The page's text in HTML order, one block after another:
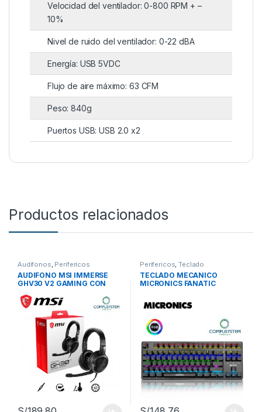
Velocidad del ventilador: 0-800 RPM + –
10%
Nivel de ruido del ventilador: 0-22 dBA
Energía: USB 5VDC
Flujo de aire máximo: 63 CFM
Peso: 840g
Puertos USB: USB 2.0 x2
Productos relacionados
Audifonos, Perifericos
AUDIFONO MSI IMMERSE
GHV30 V2 GAMING CON
(S3721001-SV1)
Perifericos,Teclado
TECLADO MECANICO
MICRONICS FANATIC